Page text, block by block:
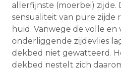
allerfijnste (moerbei) zijde.
sensualiteit van pure zijde
huid. Vanwege de volle
onderliggende zijdevlies
dekbed niet gewatteerd.
dekbed nestelt zich